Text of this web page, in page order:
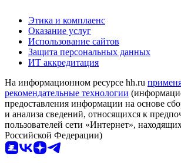
Этика и комплаенс
Оказание услуг
Использование сайтов
Защита персональных данных
ИТ аккредитация
На информационном ресурсе hh.ru
рекомендательные технологии
предоставления информации на основе
и анализа сведений, относящихся к
пользователей сети «Интернет»,
Российской Федерации)